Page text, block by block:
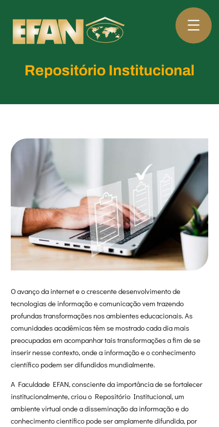
Repositório Institucional
O avanço da internet e o crescente desenvolvimento de
tecnologias de informação e comunicação vem trazendo
profundas transformações nos ambientes educacionais. As
comunidades acadêmicas têm se mostrado cada dia mais
preocupadas em acompanhar tais transformações a fim de se
inserir nesse contexto, onde a informação e o conhecimento
científico podem ser difundidos mundialmente.
A Faculdade EFAN, consciente da importância de se fortalecer
institucionalmente, criou o Repositório Institucional, um
ambiente virtual onde a disseminação da informação e do
conhecimento científico pode ser amplamente difundida, por